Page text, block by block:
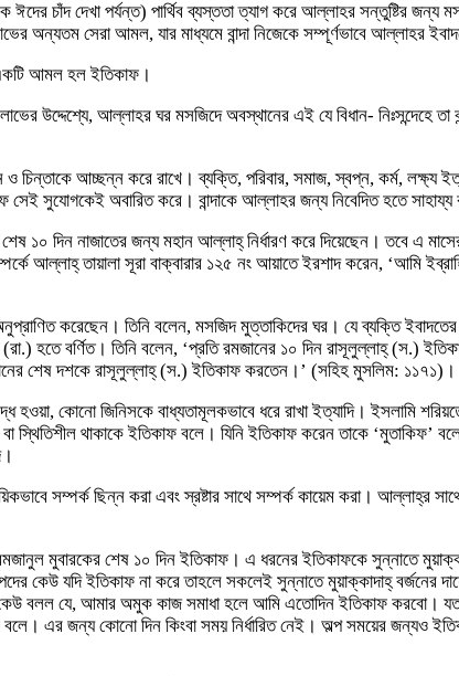
চাঁদ দেখা পর্যন্ত) পার্থিব ব্যস্ততা ত্যাগ করে আল্লাহর সন্তুষ্টির
অন্যতম সেরা আমল, যার মাধ্যমে বান্দা নিজেকে সম্পূর্ণভাবে আল্লাহর
আমল হল ইতিকাফ।
উদ্দেশ্যে, আল্লাহর ঘর মসজিদে অবস্থানের এই যে বিধান- নিঃসন্দেহে
চিন্তাকে আচ্ছন্ন করে রাখে। ব্যক্তি, পরিবার, সমাজ, স্বপ্ন, কর্ম, লক্ষ্য
সেই সুযোগকেই অবারিত করে। বান্দাকে আল্লাহর জন্য নিবেদিত হতে সাহায্য
১০ দিন নাজাতের জন্য মহান আল্লাহ্ নির্ধারণ করে দিয়েছেন। তবে এ
আল্লাহ্ তায়ালা সূরা বাক্বারার ১২৫ নং আয়াতে ইরশাদ করেন,
করেছেন। তিনি বলেন, মসজিদ মুত্তাকিদের ঘর। যে ব্যক্তি
(রা.) হতে বর্ণিত। তিনি বলেন, ‘প্রতি রমজানের ১০ দিন রাসূলুল্লাহ্ (স.)
শেষ দশকে রাসূলুল্লাহ্ (স.) ইতিকাফ করতেন।’ (সহিহ মুসলিম: ১১৭১)।
কোনো জিনিসকে বাধ্যতামূলকভাবে ধরে রাখা ইত্যাদি। ইসলামি
বা স্থিতিশীল থাকাকে ইতিকাফ বলে। যিনি ইতিকাফ করেন তাকে
সম্পর্ক ছিন্ন করা এবং স্রষ্টার সাথে সম্পর্ক কায়েম করা। আল্লাহ্র
মুবারকের শেষ ১০ দিন ইতিকাফ। এ ধরনের ইতিকাফকে সুন্নাতে
যদি ইতিকাফ না করে তাহলে সকলেই সুন্নাতে মুয়াক্কাদাহ্ বর্জনের দায়ে
বলল যে, আমার অমুক কাজ সমাধা হলে আমি এতোদিন ইতিকাফ করবো। যত
এর জন্য কোনো দিন কিংবা সময় নির্ধারিত নেই। অল্প সময়ের জন্যও